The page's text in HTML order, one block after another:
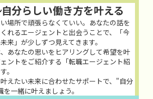
自分らしい働き方を叶える
場所で頑張らなくていい。あなたの話を
れるエージェントと出会うことで、「今
来」が少しずつ見えてきます。
あなたの思いをヒアリングして希望を叶
ントをご紹介する「転職エージェント紹
。
えたい未来に合わせたサポートで、"自分
一緒に叶えましょう。